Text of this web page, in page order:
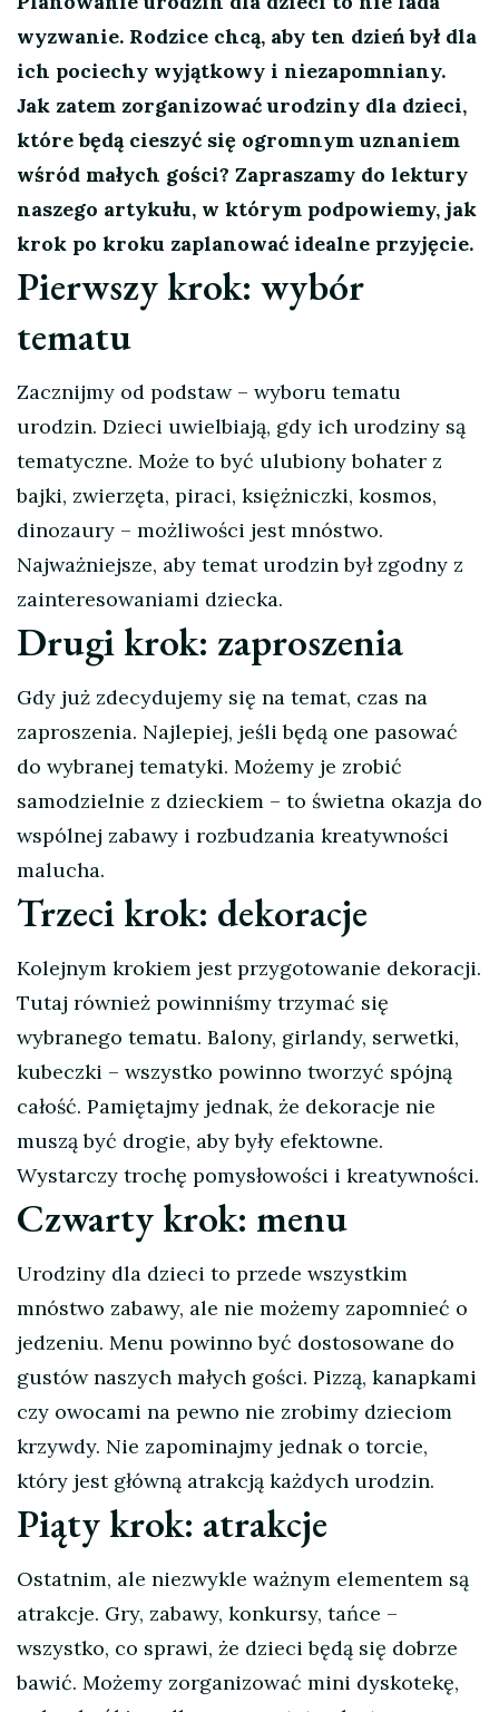
wyzwanie. Rodzice chcą, aby ten dzień był dla
ich pociechy wyjątkowy i niezapomniany.
Jak zatem zorganizować urodziny dla dzieci,
które będą cieszyć się ogromnym uznaniem
wśród małych gości? Zapraszamy do lektury
naszego artykułu, w którym podpowiemy, jak
krok po kroku zaplanować idealne przyjęcie.
Pierwszy krok: wybór
tematu
Zacznijmy od podstaw – wyboru tematu
urodzin. Dzieci uwielbiają, gdy ich urodziny są
tematyczne. Może to być ulubiony bohater z
bajki, zwierzęta, piraci, księżniczki, kosmos,
dinozaury – możliwości jest mnóstwo.
Najważniejsze, aby temat urodzin był zgodny z
zainteresowaniami dziecka.
Drugi krok: zaproszenia
Gdy już zdecydujemy się na temat, czas na
zaproszenia. Najlepiej, jeśli będą one pasować
do wybranej tematyki. Możemy je zrobić
samodzielnie z dzieckiem – to świetna okazja do
wspólnej zabawy i rozbudzania kreatywności
malucha.
Trzeci krok: dekoracje
Kolejnym krokiem jest przygotowanie dekoracji.
Tutaj również powinniśmy trzymać się
wybranego tematu. Balony, girlandy, serwetki,
kubeczki – wszystko powinno tworzyć spójną
całość. Pamiętajmy jednak, że dekoracje nie
muszą być drogie, aby były efektowne.
Wystarczy trochę pomysłowości i kreatywności.
Czwarty krok: menu
Urodziny dla dzieci to przede wszystkim
mnóstwo zabawy, ale nie możemy zapomnieć o
jedzeniu. Menu powinno być dostosowane do
gustów naszych małych gości. Pizzą, kanapkami
czy owocami na pewno nie zrobimy dzieciom
krzywdy. Nie zapominajmy jednak o torcie,
który jest główną atrakcją każdych urodzin.
Piąty krok: atrakcje
Ostatnim, ale niezwykle ważnym elementem są
atrakcje. Gry, zabawy, konkursy, tańce –
wszystko, co sprawi, że dzieci będą się dobrze
bawić. Możemy zorganizować mini dyskotekę,